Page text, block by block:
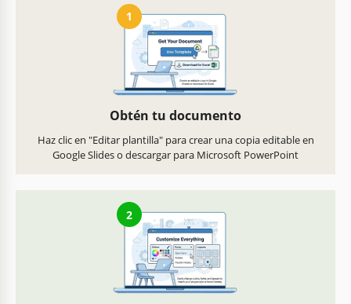
1
Obtén tu documento
Haz clic en "Editar plantilla" para crear una copia editable en
Google Slides o descargar para Microsoft PowerPoint
2